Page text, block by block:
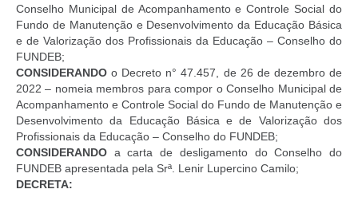
Conselho Municipal de Acompanhamento e Controle Social do
Fundo de Manutenção e Desenvolvimento da Educação Básica
e de Valorização dos Profissionais da Educação – Conselho do
FUNDEB;
CONSIDERANDO o Decreto n° 47.457, de 26 de dezembro de
2022 – nomeia membros para compor o Conselho Municipal de
Acompanhamento e Controle Social do Fundo de Manutenção e
Desenvolvimento da Educação Básica e de Valorização dos
Profissionais da Educação – Conselho do FUNDEB;
CONSIDERANDO a carta de desligamento do Conselho do
FUNDEB apresentada pela Srª. Lenir Lupercino Camilo;
DECRETA: